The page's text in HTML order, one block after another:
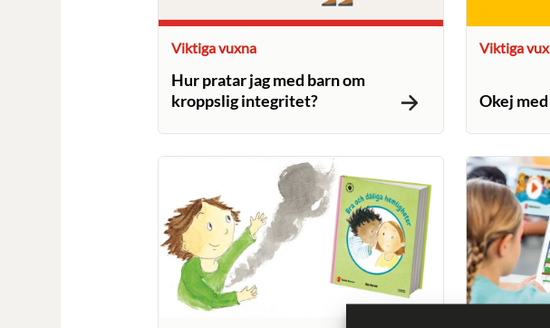
Viktiga vuxna
Hur pratar jag med barn om
kroppslig integritet?
Viktiga
Okej